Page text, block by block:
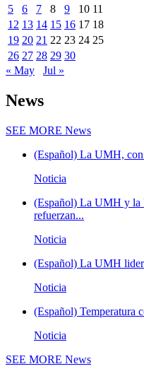
5
6 7 8 9 10 11
12 13 14 15 16 17 18
19 20 21 22 23 24 25
26 27 28 29 30
« May
Jul »
News
SEE MORE News
(Español) La UMH, con
Noticia
(Español) La UMH y la
refuerzan...
Noticia
(Español) La UMH
Noticia
(Español) Temperatura
Noticia
SEE MORE News